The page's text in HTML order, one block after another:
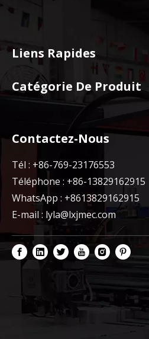
Liens Rapides
Catégorie De Produit
Contactez-Nous
Tél : +86-769-23176553
Téléphone : +86-13829162915
WhatsApp : +8613829162915
E-mail : lyla@lxjmec.com